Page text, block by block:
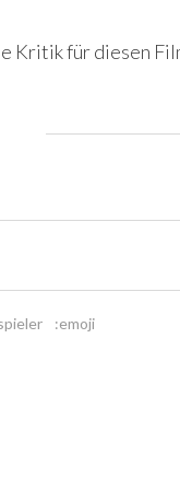
Kritik für diesen
:emoji